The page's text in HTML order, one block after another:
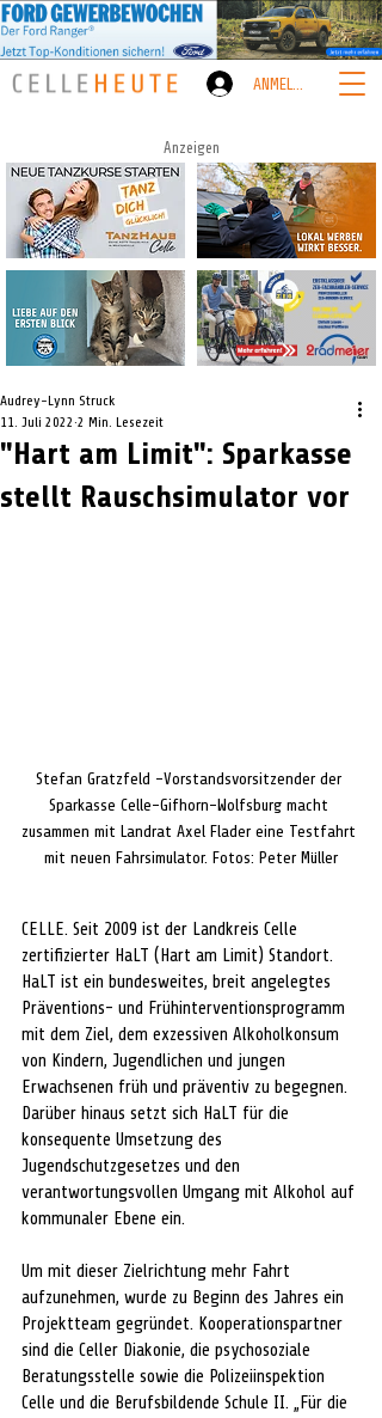
ANMELDEN
Anzeigen
"Hart am Limit": Sparkasse
stellt Rauschsimulator vor
Audrey-Lynn Struck
11. Juli 2022 2 Min. Lesezeit
Stefan Gratzfeld -Vorstandsvorsitzender der
Sparkasse Celle-Gifhorn-Wolfsburg macht
zusammen mit Landrat Axel Flader eine Testfahrt
mit neuen Fahrsimulator. Fotos: Peter Müller
CELLE. Seit 2009 ist der Landkreis Celle
zertifizierter HaLT (Hart am Limit) Standort.
HaLT ist ein bundesweites, breit angelegtes
Präventions- und Frühinterventionsprogramm
mit dem Ziel, dem exzessiven Alkoholkonsum
von Kindern, Jugendlichen und jungen
Erwachsenen früh und präventiv zu begegnen.
Darüber hinaus setzt sich HaLT für die
konsequente Umsetzung des
Jugendschutzgesetzes und den
verantwortungsvollen Umgang mit Alkohol auf
kommunaler Ebene ein.
Um mit dieser Zielrichtung mehr Fahrt
aufzunehmen, wurde zu Beginn des Jahres ein
Projektteam gegründet. Kooperationspartner
sind die Celler Diakonie, die psychosoziale
Beratungsstelle sowie die Polizeiinspektion
Celle und die Berufsbildende Schule II. „Für die